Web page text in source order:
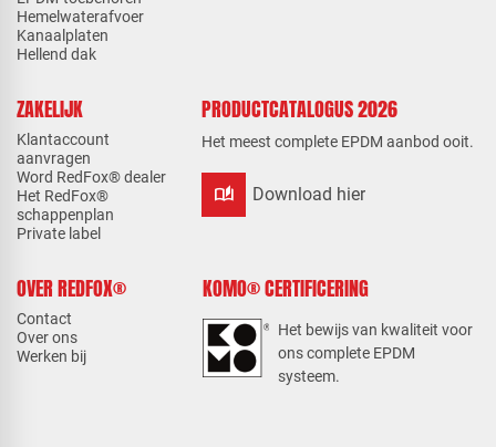
Hemelwaterafvoer
Kanaalplaten
Hellend dak
ZAKELIJK
Klantaccount
aanvragen
Word RedFox® dealer
Het RedFox®
schappenplan
Private label
PRODUCTCATALOGUS 2026
Het meest complete EPDM aanbod ooit.
auto_stories Download hier
OVER REDFOX®
Contact
Over ons
Werken bij
KOMO® CERTIFICERING
Het bewijs van kwaliteit voor
ons complete EPDM
systeem.